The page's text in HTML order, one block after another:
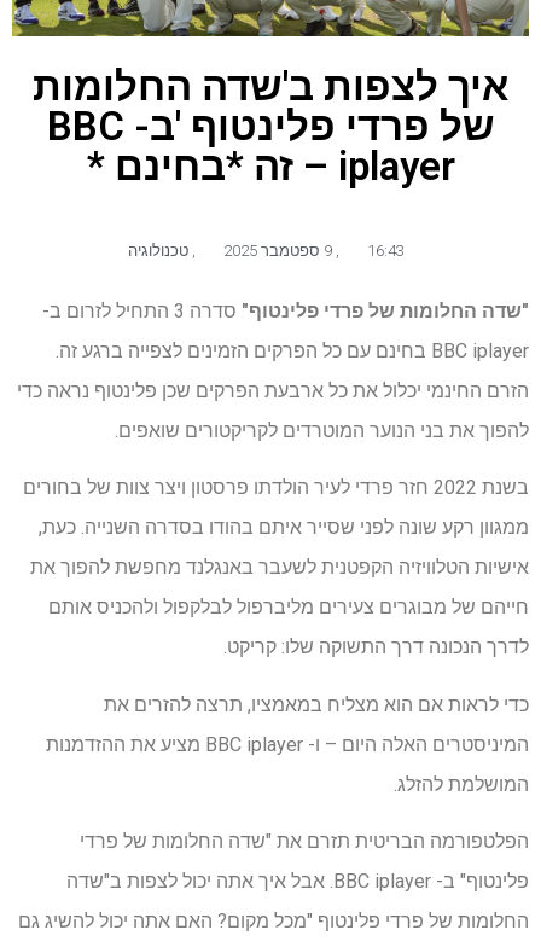
איך לצפות ב'שדה החלומות
של פרדי פלינטוף 'ב- BBC
iplayer – זה *בחינם *
16:43 9 ספטמבר 2025 טכנולוגיה
"שדה החלומות של פרדי פלינטוף" סדרה 3
התחיל לזרום ב-
BBC iplayer בחינם עם כל הפרקים הזמינים לצפייה ברגע זה.
הזרם החינמי יכלול את כל ארבעת הפרקים שכן פלינטוף נראה כדי
להפוך את בני הנוער המוטרדים לקריקטורים שואפים.
בשנת 2022 חזר פרדי לעיר הולדתו פרסטון ויצר צוות של בחורים
ממגוון רקע שונה לפני שסייר איתם בהודו בסדרה השנייה. כעת,
אישיות הטלוויזיה הקפטנית לשעבר באנגלנד מחפשת להפוך את
חייהם של מבוגרים צעירים מליברפול לבלקפול ולהכניס אותם
לדרך הנכונה דרך התשוקה שלו: קריקט.
כדי לראות אם הוא מצליח במאמציו, תרצה להזרים את
המיניסטרים האלה היום – ו- BBC iplayer מציע את ההזדמנות
המושלמת להזלג.
הפלטפורמה הבריטית תזרם את "שדה החלומות של פרדי
פלינטוף" ב- BBC iplayer. אבל איך אתה יכול לצפות ב"שדה
החלומות של פרדי פלינטוף "מכל מקום? האם אתה יכול להשיג גם